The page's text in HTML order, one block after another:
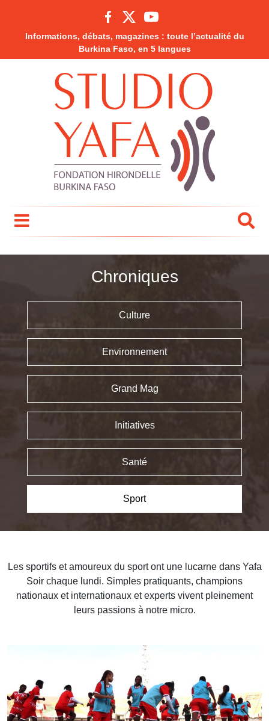
Informations, débats, magazines : toute l’actualité du
Burkina Faso, en 5 langues
Chroniques
Culture
Environnement
Grand Mag
Initiatives
Santé
Sport
Les sportifs et amoureux du sport ont une lucarne dans Yafa
Soir chaque lundi. Simples pratiquants, champions
nationaux et internationaux et experts vivent pleinement
leurs passions à notre micro.